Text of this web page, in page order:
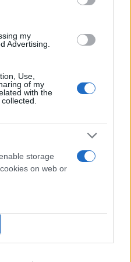
my
Advertising.
Use,
of my
with the
storage
on web or
στο
μπάνιο με την